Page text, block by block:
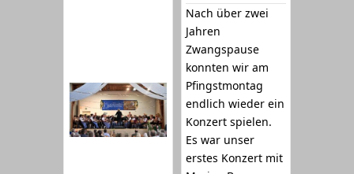
Nach über zwei
Jahren
Zwangspause
konnten wir am
Pfingstmontag
endlich wieder ein
Konzert spielen.
Es war unser
erstes Konzert mit